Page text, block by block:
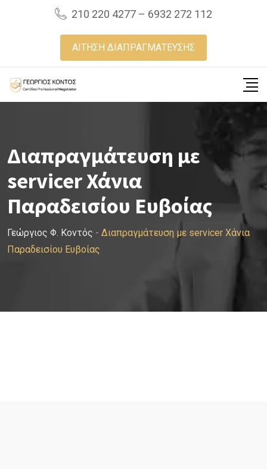
210 220 4277 – 6932 272 112
ΑΙΤΗΣΗ ΔΙΑΠΡΑΓΜΑΤΕΥΣΗΣ
Διαπραγμάτευση με
servicer Χάνια
Παραδεισίου Ευβοίας
Γεώργιος Φ. Κοντός - Διαπραγμάτευση με servicer Χάνια
Παραδεισίου Ευβοίας